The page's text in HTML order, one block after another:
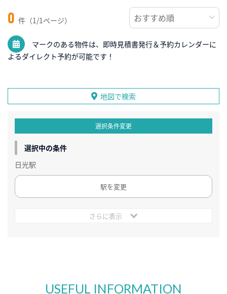
0 件（1/1ページ）
マークのある物件は、即時見積書発行＆予約カレンダーに
よるダイレクト予約が可能です！
地図で検索
選択条件変更
選択中の条件
日光駅
駅を変更
さらに表示
USEFUL INFORMATION